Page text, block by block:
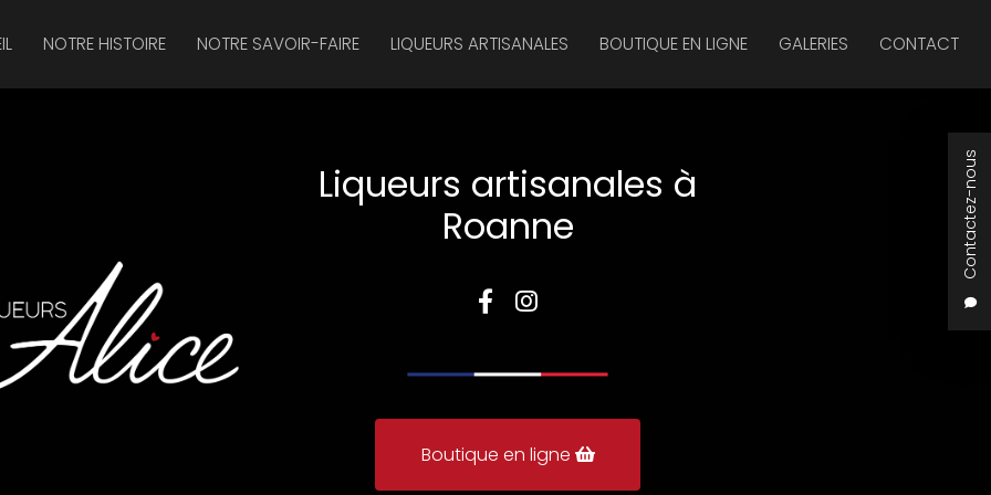
Contactez-nous
NOTRE HISTOIRE NOTRE SAVOIR-FAIRE LIQUEURS ARTISANALES BOUTIQUE EN LIGNE GALERIES CONTACT
Liqueurs artisanales à
Roanne
Boutique en ligne